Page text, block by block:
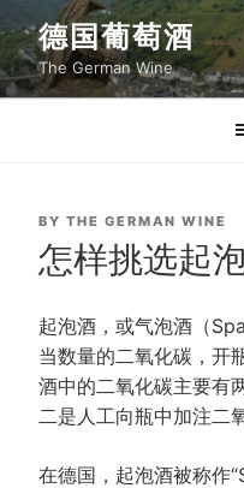
to
content
德国葡萄酒
The German Wine
POSTED
ON
BY THE GERMAN WINE
怎样挑选起
起泡酒，或气泡酒（
当数量的二氧化碳，开
酒中的二氧化碳主要有
二是人工向瓶中加注二
在德国，起泡酒被称作